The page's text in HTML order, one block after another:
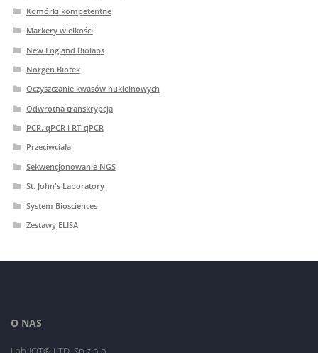
Komórki kompetentne
Markery wielkości
New England Biolabs
Norgen Biotek
Oczyszczanie kwasów nukleinowych
Odwrotna transkrypcja
PCR. qPCR i RT-qPCR
Przeciwciała
Sekwencjonowanie NGS
St. John's Laboratory
System Biosciences
Zestawy ELISA
O NAS